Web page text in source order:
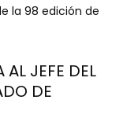
la 98 edición de
AL JEFE DEL
DE